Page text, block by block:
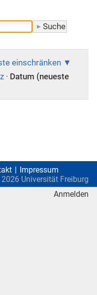
einschränken
· Datum (neueste
Impressum
2026 Universität Freiburg
Anmelden